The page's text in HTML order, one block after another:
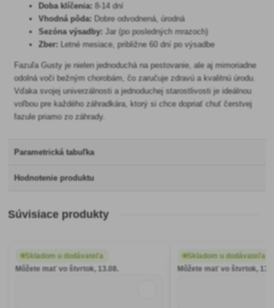
Doba klíčenia: 8-14 dní
Vhodná pôda: Dobre odvodnená, úrodná
Sezóna výsadby: Jar (po posledných mrazoch)
Zber: Letné mesiace, približne 60 dní po výsadbe
Fazuľa Gusty je nielen jednoduchá na pestovanie, ale aj mimoriadne
odolná voči bežným chorobám, čo zaručuje zdravú a kvalitnú úrodu.
Vďaka svojej univerzálnosti a jednoduchej starostlivosti je ideálnou
voľbou pre každého záhradkára, ktorý si chce dopriať chuť čerstvej
fazule priamo zo záhrady.
Parametrická tabuľka
Hodnotenie produktu
Súvisiace produkty
Skladom u dodávateľa
Môžete mať vo štvrtok, 13.08.
Skladom u dodávateľa
Môžete mať vo štvrtok,